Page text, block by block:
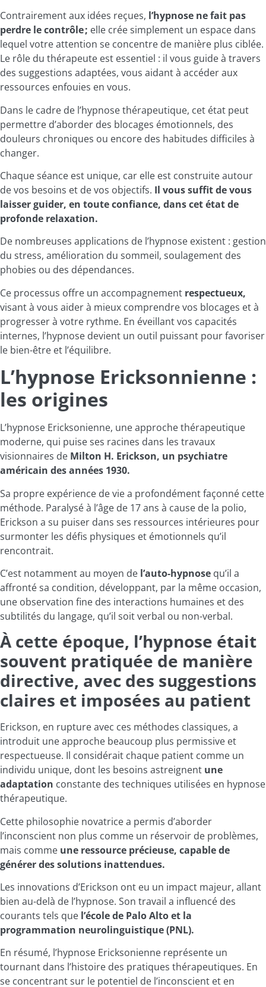
Contrairement aux idées reçues, l’hypnose ne fait pas
perdre le contrôle ; elle crée simplement un espace dans
lequel votre attention se concentre de manière plus ciblée.
Le rôle du thérapeute est essentiel : il vous guide à travers
des suggestions adaptées, vous aidant à accéder aux
ressources enfouies en vous.
Dans le cadre de l’hypnose thérapeutique, cet état peut
permettre d’aborder des blocages émotionnels, des
douleurs chroniques ou encore des habitudes difficiles à
changer.
Chaque séance est unique, car elle est construite autour
de vos besoins et de vos objectifs. Il vous suffit de vous
laisser guider, en toute confiance, dans cet état de
profonde relaxation.
De nombreuses applications de l’hypnose existent : gestion
du stress, amélioration du sommeil, soulagement des
phobies ou des dépendances.
Ce processus offre un accompagnement respectueux,
visant à vous aider à mieux comprendre vos blocages et à
progresser à votre rythme. En éveillant vos capacités
internes, l’hypnose devient un outil puissant pour favoriser
le bien-être et l’équilibre.
L’hypnose Ericksonnienne :
les origines
L’hypnose Ericksonienne, une approche thérapeutique
moderne, qui puise ses racines dans les travaux
visionnaires de Milton H. Erickson, un psychiatre
américain des années 1930.
Sa propre expérience de vie a profondément façonné cette
méthode. Paralysé à l’âge de 17 ans à cause de la polio,
Erickson a su puiser dans ses ressources intérieures pour
surmonter les défis physiques et émotionnels qu’il
rencontrait.
C’est notamment au moyen de l’auto-hypnose qu’il a
affronté sa condition, développant, par la même occasion,
une observation fine des interactions humaines et des
subtilités du langage, qu’il soit verbal ou non-verbal.
À cette époque, l’hypnose était
souvent pratiquée de manière
directive, avec des suggestions
claires et imposées au patient
Erickson, en rupture avec ces méthodes classiques, a
introduit une approche beaucoup plus permissive et
respectueuse. Il considérait chaque patient comme un
individu unique, dont les besoins astreignent une
adaptation constante des techniques utilisées en hypnose
thérapeutique.
Cette philosophie novatrice a permis d’aborder
l’inconscient non plus comme un réservoir de problèmes,
mais comme une ressource précieuse, capable de
générer des solutions inattendues.
Les innovations d’Erickson ont eu un impact majeur, allant
bien au-delà de l’hypnose. Son travail a influencé des
courants tels que l’école de Palo Alto et la
programmation neurolinguistique (PNL).
En résumé, l’hypnose Ericksonienne représente un
tournant dans l’histoire des pratiques thérapeutiques. En
se concentrant sur le potentiel de l’inconscient et en